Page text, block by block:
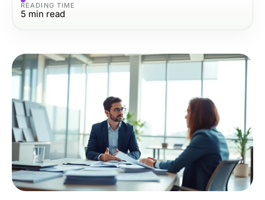
READING TIME
5 min read